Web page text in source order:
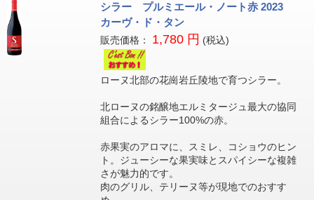
シラー プルミエール・ノート赤 2023
カーヴ・ド・タン
販売価格： 1,780 円 (税込)
ローヌ北部の花崗岩丘陵地で育つシラー。
北ローヌの銘醸地エルミタージュ最大の協同
組合によるシラー100%の赤。
赤果実のアロマに、スミレ、コショウのヒン
ト。ジューシーな果実味とスパイシーな複雑
さが魅力的です。
肉のグリル、テリーヌ等が現地でのおすす